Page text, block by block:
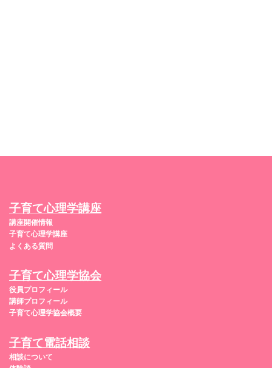
子育て心理学講座
講座開催情報
子育て心理学講座
よくある質問
子育て心理学協会
役員プロフィール
講師プロフィール
子育て心理学協会概要
子育て電話相談
相談について